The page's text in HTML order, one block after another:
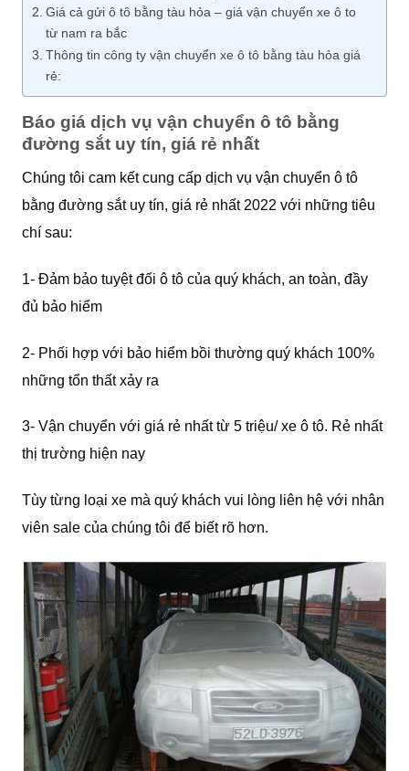
Giá cả gửi ô tô bằng tàu hỏa – giá vận chuyển xe ô to
từ nam ra bắc
Thông tin công ty vận chuyển xe ô tô bằng tàu hỏa giá
rẻ:
Báo giá dịch vụ vận chuyển ô tô bằng
đường sắt uy tín, giá rẻ nhất
Chúng tôi cam kết cung cấp dịch vụ vận chuyển ô tô
bằng đường sắt uy tín, giá rẻ nhất 2022 với những tiêu
chí sau:
1- Đảm bảo tuyệt đối ô tô của quý khách, an toàn, đầy
đủ bảo hiểm
2- Phối hợp với bảo hiểm bồi thường quý khách 100%
những tổn thất xảy ra
3- Vận chuyển với giá rẻ nhất từ 5 triệu/ xe ô tô. Rẻ nhất
thị trường hiện nay
Tùy từng loại xe mà quý khách vui lòng liên hệ với nhân
viên sale của chúng tôi để biết rõ hơn.